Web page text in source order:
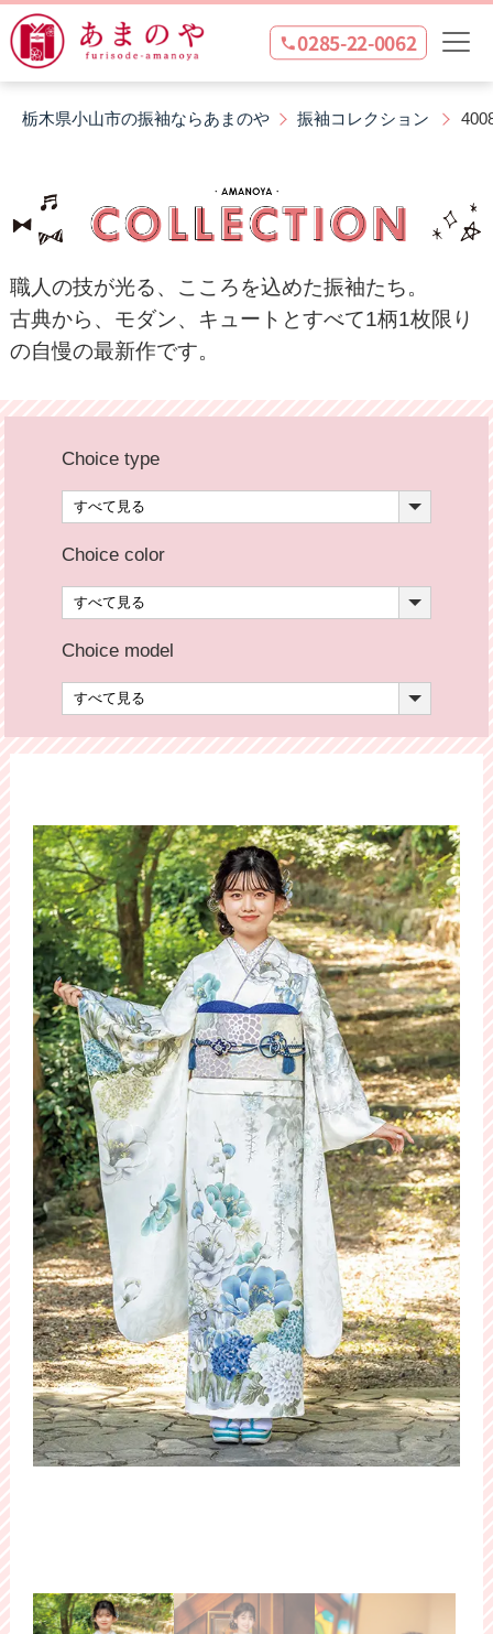
0285-22-0062
栃木県小山市の振袖ならあまのや 振袖コレクション
職人の技が光る、こころを込めた振袖たち。
古典から、モダン、キュートとすべて1柄1枚限り
の自慢の最新作です。
Choice type
Choice color
Choice model